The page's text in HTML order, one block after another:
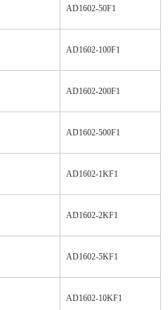
AD1602-50F1
AD1602-100F1
AD1602-200F1
AD1602-500F1
AD1602-1KF1
AD1602-2KF1
AD1602-5KF1
AD1602-10KF1